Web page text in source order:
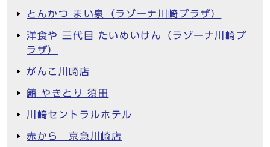
とんかつ まい泉（ラゾーナ川崎プラザ）
洋食や 三代目 たいめいけん（ラゾーナ川崎プ
ラザ）
がんこ川崎店
鮪 やきとり 須田
川崎セントラルホテル
赤から 京急川崎店